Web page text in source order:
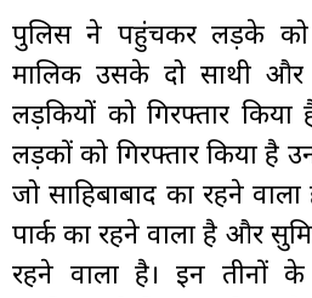
पुलिस ने पहुंचकर लड़के
मालिक उसके दो साथी
लड़कियों को गिरफ्तार
लड़कों को गिरफ्तार किया है
जो साहिबाबाद का रहने वाला
पार्क का रहने वाला है और
रहने वाला है। इन तीनों